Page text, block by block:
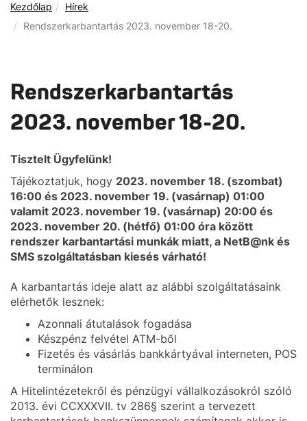
Kezdőlap
Hírek
Rendszerkarbantartás 2023. november 18-20.
Rendszerkarbantartás
2023. november 18-20.
Tisztelt Ügyfelünk!
Tájékoztatjuk, hogy 2023. november 18. (szombat)
16:00 és 2023. november 19. (vasárnap) 01:00
valamit 2023. november 19. (vasárnap) 20:00 és
2023. november 20. (hétfő) 01:00 óra között
rendszer karbantartási munkák miatt, a NetB@nk és
SMS szolgáltatásban kiesés várható!
A karbantartás ideje alatt az alábbi szolgáltatásaink
elérhetők lesznek:
Azonnali átutalások fogadása
Készpénz felvétel ATM-ből
Fizetés és vásárlás bankkártyával interneten, POS
terminálon
A Hitelintézetekről és pénzügyi vállalkozásokról szóló
2013. évi CCXXXVII. tv 286§ szerint a tervezett